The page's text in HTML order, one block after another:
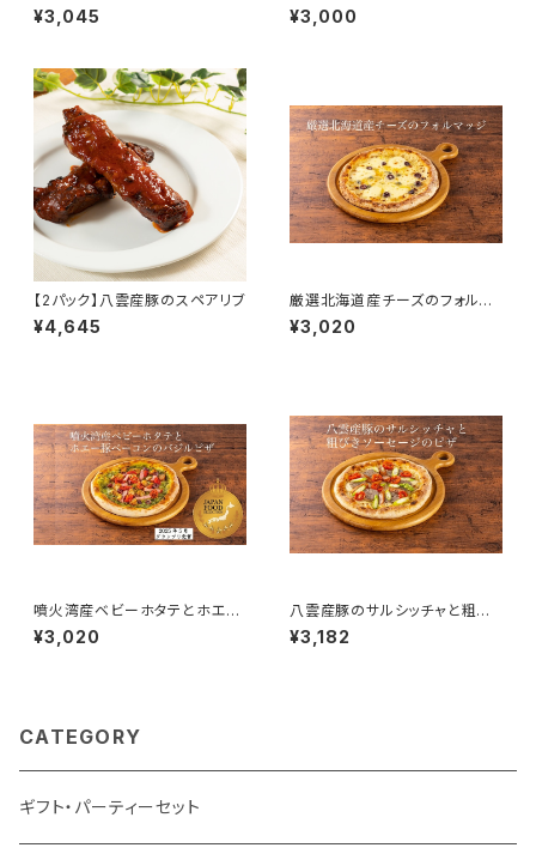
¥3,045 ¥3,000
【2パック】八雲産豚のスペアリブ
¥4,645
厳選北海道産チーズのフォルマ
ッジ 北海道産小麦粉・酵母
で作る本格ピザ生地
¥3,020
噴火湾産ベビーホタテとホエー
豚ベーコンのバジルピザ 北
海道産小麦粉・酵母で作る本格
¥3,020
八雲産豚のサルシッチャと粗び
きソーセージのピザ 北海道
産小麦粉・酵母で作る本格ピザ
¥3,182
CATEGORY
ギフト・パーティーセット